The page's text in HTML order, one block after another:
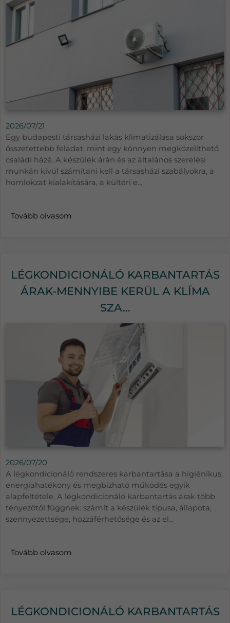
2026/07/21
Egy budapesti társasházi lakás klimatizálása sokszor
összetettebb feladat, mint egy könnyen megközelíthető
családi házé. A készülék árán és az általános szerelési
munkán kívül számítani kell a társasházi szabályokra, a
homlokzat kialakítására, a kültéri e...
Tovább olvasom
LÉGKONDICIONÁLÓ KARBANTARTÁS
ÁRAK-MENNYIBE KERÜL A KLÍMA
SZA...
2026/07/20
A légkondicionáló rendszeres karbantartása a higiénikus,
energiahatékony és megbízható működés egyik
alapfeltétele. A légkondicionáló karbantartás árak több
tényezőtől függnek: számít a készülék típusa, állapota,
szennyezettsége, hozzáférhetősége és az el...
Tovább olvasom
LÉGKONDICIONÁLÓ KARBANTARTÁS